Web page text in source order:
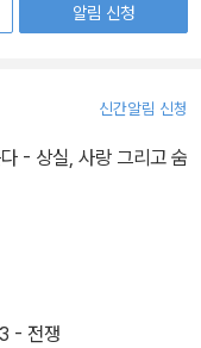
알림 신청
신간알림 신청
- 상실, 사랑 그리고 숨
- 전쟁